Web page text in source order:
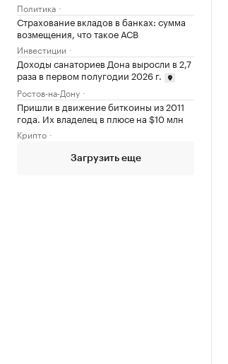
Политика
Страхование вкладов в банках: сумма
возмещения, что такое АСВ
Инвестиции
Доходы санаториев Дона выросли в 2,7
раза в первом полугодии 2026 г.
Ростов-на-Дону
Пришли в движение биткоины из 2011
года. Их владелец в плюсе на $10 млн
Крипто
Загрузить еще